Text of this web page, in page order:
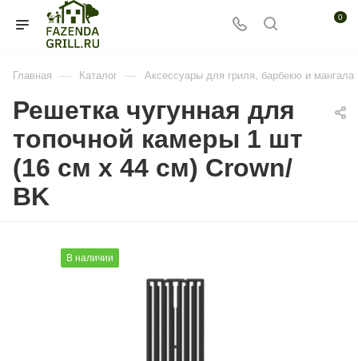
0
Главная — Каталог — Аксессуары для гриля, барбекю и мангала
Решетка чугунная для
топочной камеры 1 шт
(16 см х 44 см) Crown/
BK
В наличии